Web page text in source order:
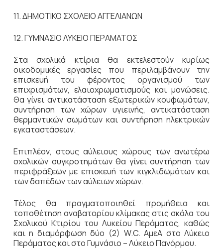
11. ΔΗΜΟΤΙΚΟ ΣΧΟΛΕΙΟ ΑΓΓΕΛΙΑΝΩΝ
12. ΓΥΜΝΑΣΙΟ ΛΥΚΕΙΟ ΠΕΡΑΜΑΤΟΣ
Στα σχολικά κτίρια θα εκτελεστούν κυρίως
οικοδομικές εργασίες που περιλαμβάνουν την
επισκευή του φέροντος οργανισμού των
επιχρισμάτων, ελαιοχρωματισμούς και μονώσεις.
Θα γίνει αντικατάσταση εξωτερικών κουφωμάτων,
συντήρηση των χώρων υγιεινής, αντικατάσταση
θερμαντικών σωμάτων και συντήρηση ηλεκτρικών
εγκαταστάσεων.
Επιπλέον, στους αύλειους χώρους των ανωτέρω
σχολικών συγκροτημάτων θα γίνει συντήρηση των
περιφράξεων με επισκευή των κιγκλιδωμάτων και
των δαπέδων των αύλειων χώρων.
Τέλος θα πραγματοποιηθεί προμήθεια και
τοποθέτηση αναβατορίου κλίμακας στις σκάλα του
Σχολικού Κτιρίου του Λυκείου Περάματος, καθώς
και η διαμόρφωση δύο (2) W.C. ΑμεΑ στο Λύκειο
Περάματος και στο Γυμνάσιο – Λύκειο Πανόρμου.